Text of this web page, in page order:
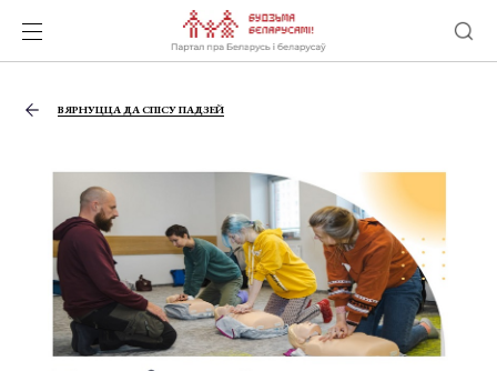
ВЯРНУЦЦА ДА СПІСУ ПАДЗЕЙ